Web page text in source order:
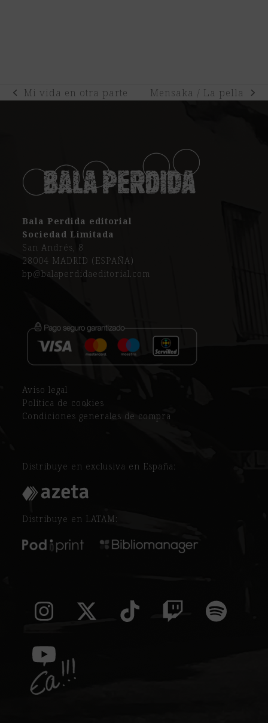
previous
Mi vida en otra parte
next
Mensaka / La pella
Bala Perdida editorial
Sociedad Limitada
San Andrés, 8
28004 MADRID (ESPAÑA)
bp@balaperdidaeditorial.com
Aviso legal
Política de cookies
Condiciones generales de compra
Distribuye en exclusiva en España:
Distribuye en LATAM:
Instagram
TwitterTiktokTwitch
YouTube